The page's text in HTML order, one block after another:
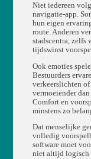
Niet iedereen
navigatie-app.
hun eigen
route. Anderen
stadscentra, zelfs
tijdswinst
Ook emoties
Bestuurders
verkeerslichten
vermoeiender
Comfort en
minstens zo
Dat menselijke
volledig
software moet
niet altijd